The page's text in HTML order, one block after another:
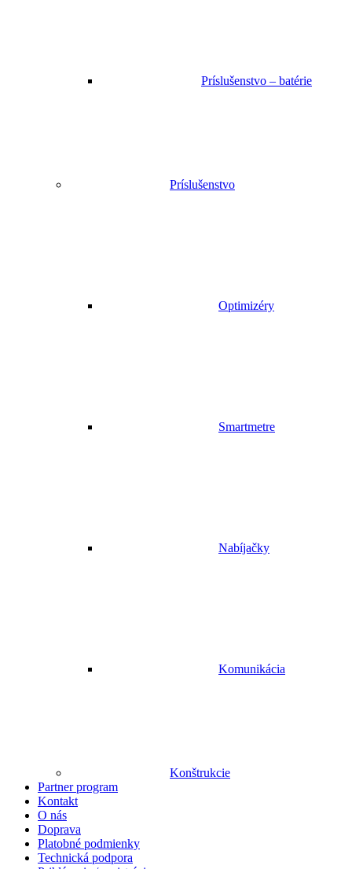
Príslušenstvo – batérie
Príslušenstvo
Optimizéry
Smartmetre
Nabíjačky
Komunikácia
Konštrukcie
Partner program
Kontakt
O nás
Doprava
Platobné podmienky
Technická podpora